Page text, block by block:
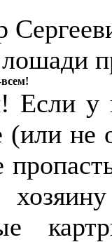
Если у
не